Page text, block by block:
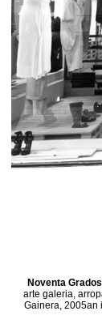
Noventa Grados
arte galeria,
Gainera, 2005an